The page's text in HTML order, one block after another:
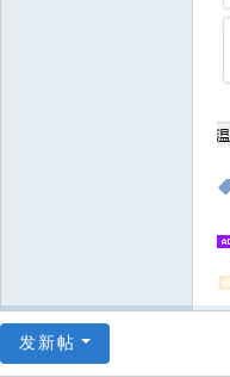
发新帖